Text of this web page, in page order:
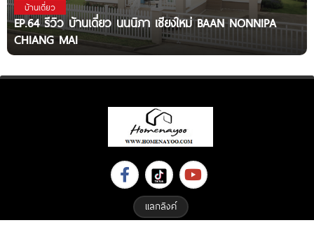
บ้านเดี่ยว
EP.64 รีวิว บ้านเดี่ยว นนนิภา เชียงใหม่ BAAN NONNIPA
CHIANG MAI
แลกลิงค์